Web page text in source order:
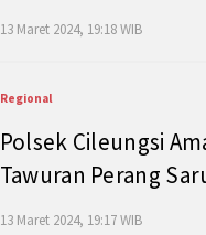
13 Maret 2024, 19:18 WIB
Regional
Polsek Cileungsi
Tawuran Perang
13 Maret 2024, 19:17 WIB